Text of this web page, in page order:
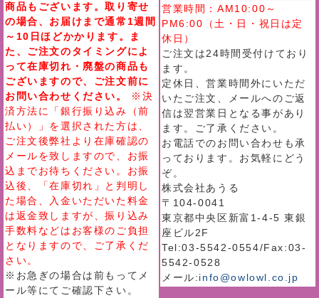
商品もございます。取り寄せ
の場合、お届けまで通常1週間
～10日ほどかかります。ま
た、ご注文のタイミングによ
って在庫切れ・廃盤の商品も
ございますので、ご注文前に
お問い合わせください。
※決
済方法に「銀行振り込み（前
払い）」を選択された方は、
ご注文後弊社より在庫確認の
メールを致しますので、お振
込までお待ちください。お振
込後、「在庫切れ」と判明し
た場合、入金いただいた料金
は返金致しますが、振り込み
手数料などはお客様のご負担
となりますので、ご了承くだ
さい。
※お急ぎの場合は前もってメ
ール等にてご確認下さい。
営業時間：AM10:00～
PM6:00（土・日・祝日は定
休日）
ご注文は24時間受付けており
ます。
定休日、営業時間外にいただ
いたご注文、メールへのご返
信は翌営業日となる事があり
ます。ご了承ください。
お電話でのお問い合わせも承
っております。お気軽にどう
ぞ。
株式会社あうる
〒104-0041
東京都中央区新富1-4-5 東銀
座ビル2F
Tel:03-5542-0554/Fax:03-
5542-0528
メール:info@owlowl.co.jp